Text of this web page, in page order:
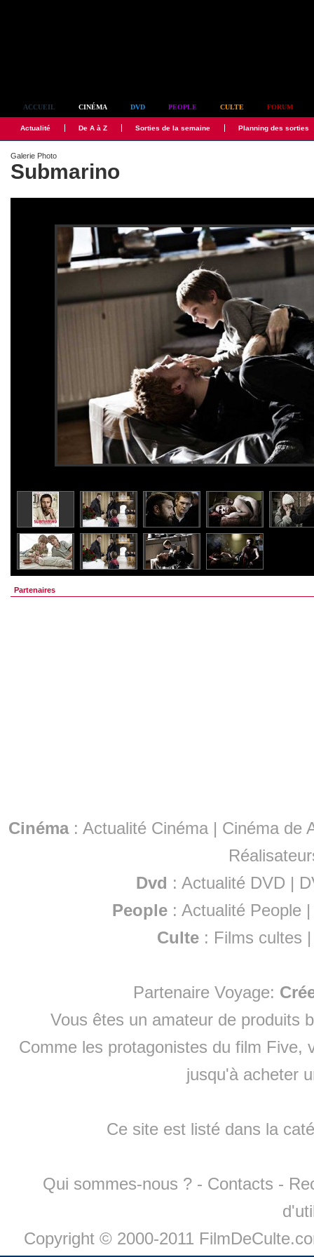
ACCUEIL CINÉMA DVD PEOPLE CULTE FORUM
Actualité De A à Z Sorties de la semaine Planning des sorties
Galerie Photo
Submarino
Partenaires
Cinéma: Actualité Cinéma | Cinéma de
Dvd : Actualité DVD |
People :Actualité People
Culte : Films cultes
Partenaire Voyage:
Vous êtes un amateur de produits
Comme les protagonistes du film Five,
jusqu'à acheter
Ce site est listé dans la
Qui sommes-nous ? - Contacts -
Copyright © 2000-2011